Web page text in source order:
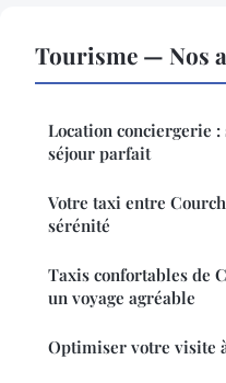
Tourisme — Nos
Location conciergerie
séjour parfait
Votre taxi entre
sérénité
Taxis confortables de
un voyage agréable
Optimiser votre visite